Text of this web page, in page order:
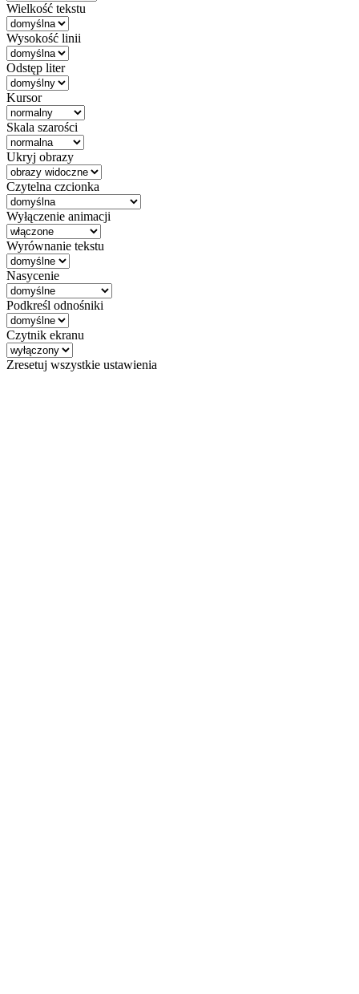
Wielkość tekstu
Wysokość linii
Odstęp liter
Kursor
Skala szarości
Ukryj obrazy
Czytelna czcionka
Wyłączenie animacji
Wyrównanie tekstu
Nasycenie
Podkreśl odnośniki
Czytnik ekranu
Zresetuj wszystkie ustawienia